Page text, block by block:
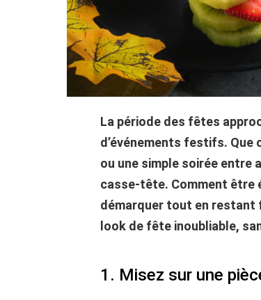
La période des fêtes
d’événements festifs.
ou une simple soirée entre
casse-tête. Comment être
démarquer tout en restant
look de fête inoubliable,
1. Misez sur une